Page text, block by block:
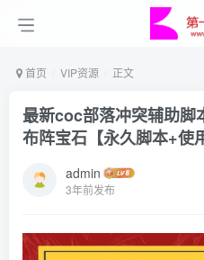
首页 VIP资源 正文
最新coc部落冲突辅助脚
布阵宝石【永久脚本+使
admin
3年前发布